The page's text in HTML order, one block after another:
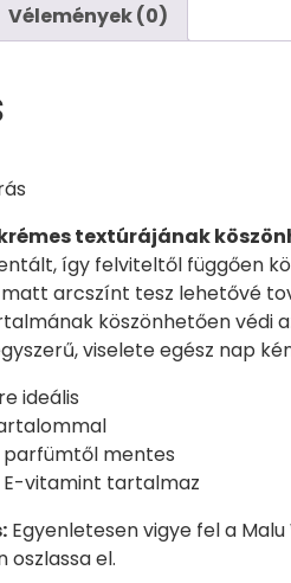
Vélemények (0)
textúrájának
így felviteltől függően
arcszínt tesz lehetővé
köszönhetően védi
viselete egész nap
ideális
mentes
vitamint tartalmaz
Egyenletesen vigye fel a
oszlassa el.